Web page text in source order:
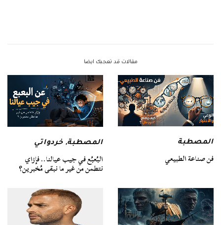
مقالات قد تعجبك ايضا
المصطبة
فن صناعة الطبيعي
المصطبة,خردواتي
البُعبُع في جيب عيالنا.. فإزاي
نتطمن من غير ما نبقى مُخبرين؟